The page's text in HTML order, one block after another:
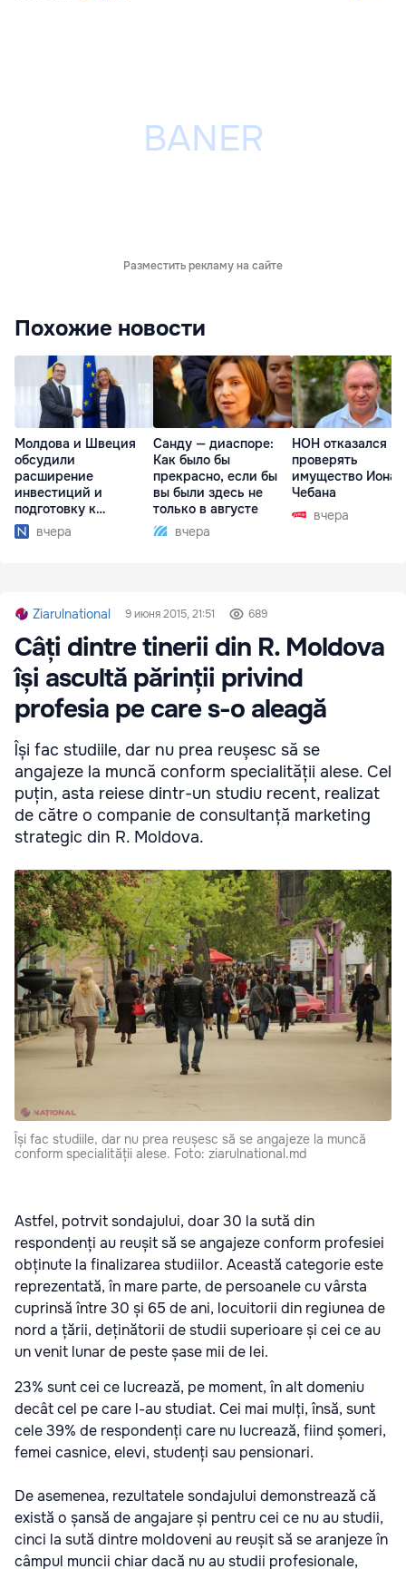
Разместить рекламу на сайте
Похожие новости
Молдова и Швеция
обсудили
расширение
инвестиций и
подготовку к
отопительному
сезону
вчера
Санду — диаспоре:
Как было бы
прекрасно, если бы
вы были здесь не
только в августе
вчера
НОН отказался
проверять
имущество Иона
Чебана
вчера
Ziarulnational 9 июня 2015, 21:51 689
Câți dintre tinerii din R. Moldova
își ascultă părinții privind
profesia pe care s-o aleagă
Își fac studiile, dar nu prea reușesc să se
angajeze la muncă conform specialității alese. Cel
puțin, asta reiese dintr-un studiu recent, realizat
de către o companie de consultanță marketing
strategic din R. Moldova.
Își fac studiile, dar nu prea reușesc să se angajeze la muncă
conform specialității alese. Foto: ziarulnational.md
Astfel, potrvit sondajului, doar 30 la sută din
respondenți au reușit să se angajeze conform profesiei
obținute la finalizarea studiilor. Această categorie este
reprezentată, în mare parte, de persoanele cu vârsta
cuprinsă între 30 și 65 de ani, locuitorii din regiunea de
nord a țării, deținătorii de studii superioare și cei ce au
un venit lunar de peste șase mii de lei.
23% sunt cei ce lucrează, pe moment, în alt domeniu
decât cel pe care l-au studiat. Cei mai mulți, însă, sunt
cele 39% de respondenți care nu lucrează, fiind șomeri,
femei casnice, elevi, studenți sau pensionari.
De asemenea, rezultatele sondajului demonstrează că
există o șansă de angajare și pentru cei ce nu au studii,
cinci la sută dintre moldoveni au reușit să se aranjeze în
câmpul muncii chiar dacă nu au studii profesionale,